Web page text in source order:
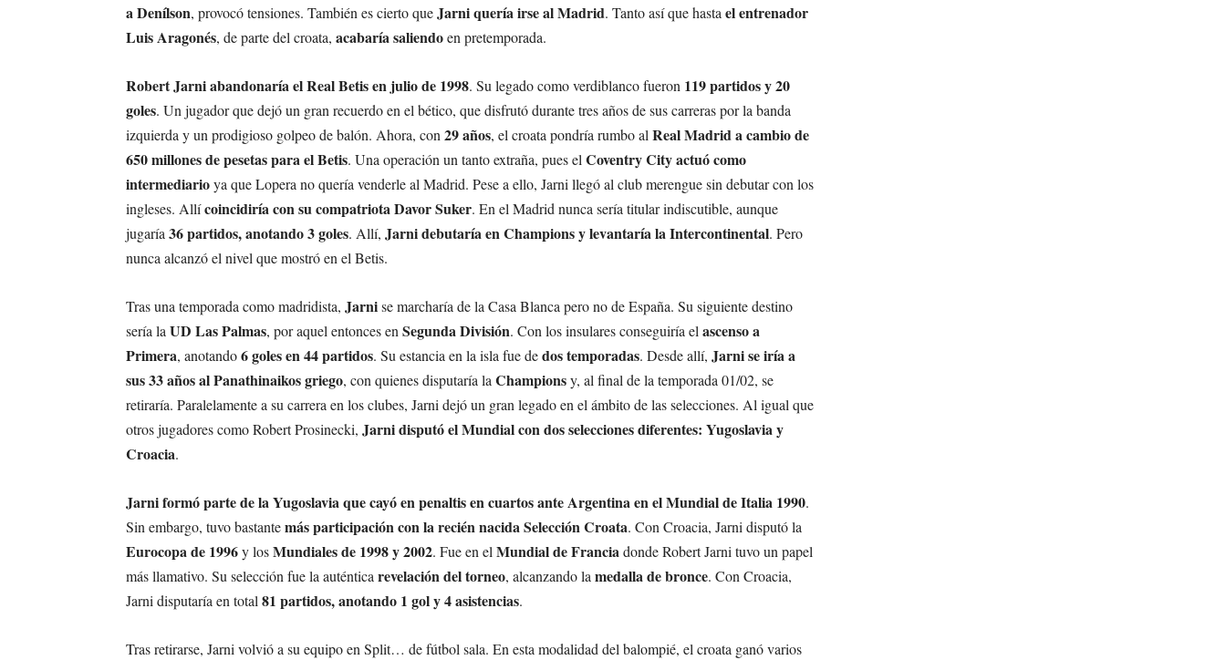
a Denílson, provocó tensiones. También es cierto queJarni quería irse al Madrid. Tanto así que hastael entrenador
Luis Aragonés, de parte del croata, acabaría saliendoen pretemporada.
Robert Jarni abandonaría el Real Betis en julio de 1998. Su legado como verdiblanco fueron 119 partidos y 20
goles. Un jugador que dejó un gran recuerdo en el bético, que disfrutó durante tres años de sus carreras por la banda
izquierda y un prodigioso golpeo de balón. Ahora, con29 años, el croata pondría rumbo alReal Madrid a cambio de
650 millones de pesetas para el Betis. Una operación un tanto extraña, pues elCoventry City actuó como
intermediarioya que Lopera no quería venderle al Madrid. Pese a ello, Jarni llegó al club merengue sin debutar con los
ingleses. Allícoincidiría con su compatriota Davor Suker. En el Madrid nunca sería titular indiscutible, aunque
jugaría36 partidos, anotando 3 goles. Allí, Jarni debutaría en Champions y levantaría la Intercontinental. Pero
nunca alcanzó el nivel que mostró en el Betis.
Tras una temporada como madridista, Jarnise marcharía de la Casa Blanca pero no de España. Su siguiente destino
sería laUD Las Palmas, por aquel entonces enSegunda División. Con los insulares conseguiría elascenso a
Primera, anotando6 goles en 44 partidos. Su estancia en la isla fue dedos temporadas. Desde allí, Jarni se iría a
sus 33 años al Panathinaikos griego, con quienes disputaría laChampionsy, al final de la temporada 01/02, se
retiraría. Paralelamente a su carrera en los clubes, Jarni dejó un gran legado en el ámbito de las selecciones. Al igual que
otros jugadores como Robert Prosinecki, Jarni disputó el Mundial con dos selecciones diferentes: Yugoslavia y
Croacia.
Jarni formó parte de la Yugoslavia que cayó en penaltis en cuartos ante Argentina en el Mundial de Italia 1990.
Sin embargo, tuvo bastantemás participación con la recién nacida Selección Croata. Con Croacia, Jarni disputó la
Eurocopa de 1996y losMundiales de 1998 y 2002. Fue en elMundial de Franciadonde Robert Jarni tuvo un papel
más llamativo. Su selección fue la auténticarevelación del torneo, alcanzando lamedalla de bronce. Con Croacia,
Jarni disputaría en total81 partidos, anotando 1 gol y 4 asistencias.
Tras retirarse, Jarni volvió a su equipo en Split… de fútbol sala. En esta modalidad del balompié, el croata ganó varios